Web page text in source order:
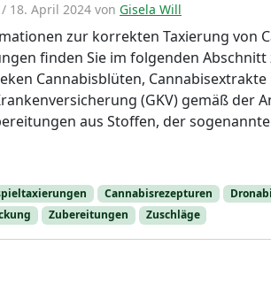
/ 18. April 2024 von Gisela Will
zur korrekten Taxierung von
finden Sie im folgenden
Cannabisblüten,
(GKV) gemäß der
aus Stoffen, der
Cannabisrezepturen
Zubereitungen Zuschläge